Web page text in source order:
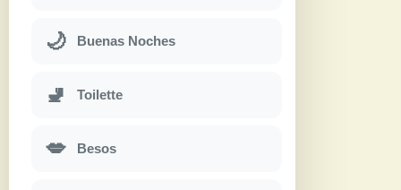
🌙 Buenas Noches
🚽 Toilette
💋 Besos